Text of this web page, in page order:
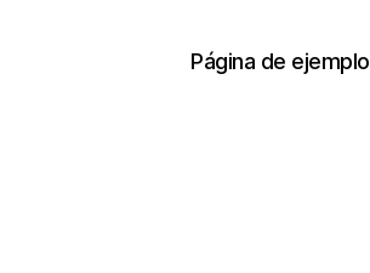
Página de ejemplo